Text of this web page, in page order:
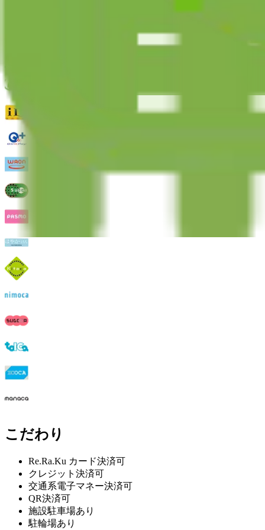
こだわり
Re.Ra.Ku カード決済可
クレジット決済可
交通系電子マネー決済可
QR決済可
施設駐車場あり
駐輪場あり